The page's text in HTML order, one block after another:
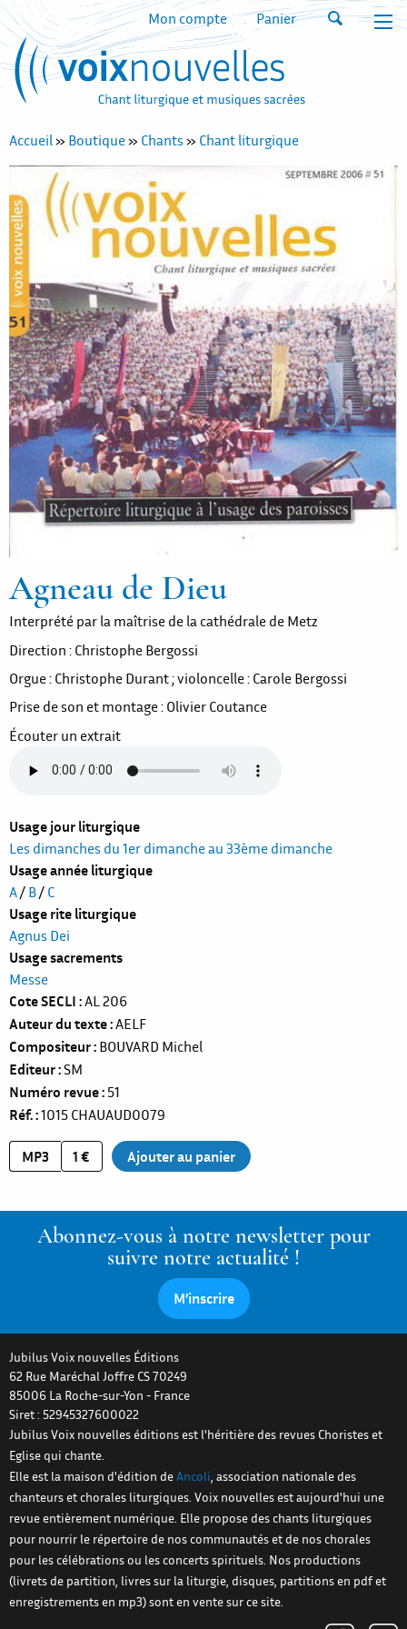
Mon compte Panier
Accueil» Boutique» Chants» Chant liturgique
Agneau de Dieu
Interprété par la maîtrise de la cathédrale de Metz
Direction : Christophe Bergossi
Orgue : Christophe Durant ; violoncelle : Carole Bergossi
Prise de son et montage : Olivier Coutance
Écouter un extrait
Usage jour liturgique
Les dimanches du 1er dimanche au 33ème dimanche
Usage année liturgique
A/ B/ C
Usage rite liturgique
Agnus Dei
Usage sacrements
Messe
Cote SECLI AL 206
Auteur du texte AELF
Compositeur BOUVARD Michel
Editeur SM
Numéro revue 51
Réf. 1015 CHAUAUD0079
MP3 1 €
Abonnez-vous à notre newsletter pour
suivre notre actualité !
M’inscrire
Jubilus Voix nouvelles Éditions
62 Rue Maréchal Joffre CS 70249
85006 La Roche-sur-Yon - France
Siret : 52945327600022
Jubilus Voix nouvelles éditions est l'héritière des revues Choristes et
Eglise qui chante.
Elle est la maison d'édition deAncoli, association nationale des
chanteurs et chorales liturgiques. Voix nouvelles est aujourd'hui une
revue entièrement numérique. Elle propose des chants liturgiques
pour nourrir le répertoire de nos communautés et de nos chorales
pour les célébrations ou les concerts spirituels. Nos productions
(livrets de partition, livres sur la liturgie, disques, partitions en pdf et
enregistrements en mp3) sont en vente sur ce site.